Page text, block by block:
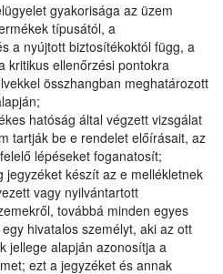
gyakorisága az üzem
típusától, a
a nyújtott biztosítékoktól függ, a
kritikus ellenőrzési pontokra
összhangban meghatározott
hatóság által végzett vizsgálat
tartják be e rendelet előírásait, az
lépéseket foganatosít;
jegyzéket készít az e mellékletnek
vagy nyilvántartott
továbbá minden egyes
hivatalos személyt, aki az ott
jellege alapján azonosítja a
ezt a jegyzéket és annak